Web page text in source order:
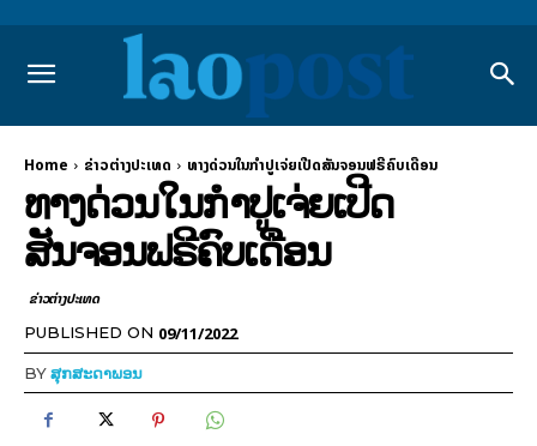
Home ຂ່າວຕ່າງປະເທດ ທາງດ່ວນໃນກຳປູເຈ່ຍເປີດສັນຈອນຟຣີຄົບເດືອນ
ທາງດ່ວນໃນກຳປູເຈ່ຍເປີດ
ສັນຈອນຟຣີຄົບເດືອນ
ຂ່າວຕ່າງປະເທດ
PUBLISHED ON 09/11/2022
BYສຸກສະດາພອນ